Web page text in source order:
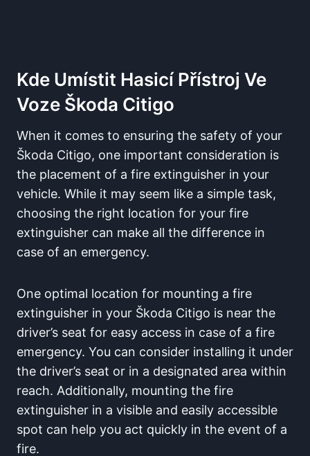
Kde Umístit Hasicí Přístroj Ve
Voze Škoda Citigo
When it comes to ensuring the safety of your
Škoda Citigo, one important consideration is
the placement of a fire extinguisher in your
vehicle. While it may seem like a simple task,
choosing the right location for your fire
extinguisher can make all the difference in
case of an emergency.
One optimal location for mounting a fire
extinguisher in your Škoda Citigo is near the
driver’s seat for easy access in case of a fire
emergency. You can consider installing it under
the driver’s seat or in a designated area within
reach. Additionally, mounting the fire
extinguisher in a visible and easily accessible
spot can help you act quickly in the event of a
fire.